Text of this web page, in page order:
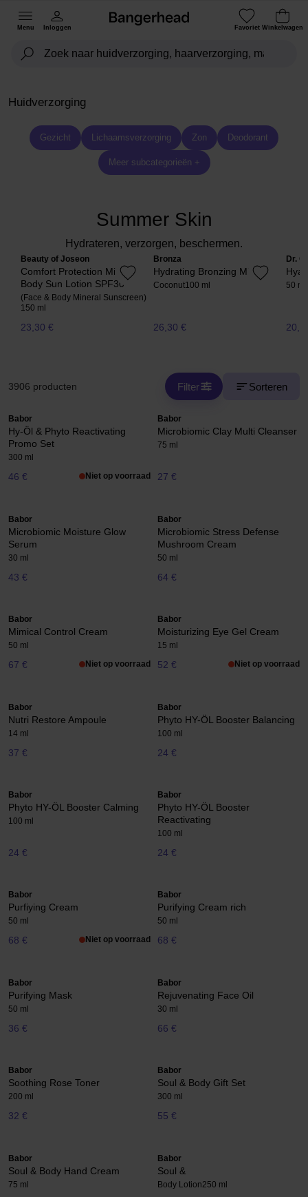
Menu Inloggen Favoriet Winkelwagen
Huidverzorging
Gezicht Lichaamsverzorging Zon Deodorant
Meer subcategorieën +
Summer Skin
Hydrateren, verzorgen, beschermen.
Beauty of Joseon
Comfort Protection Mineral
Body Sun Lotion SPF30
(Face & Body Mineral Sunscreen)
150 ml
23,30 €
Bronza
Hydrating Bronzing Mist
Coconut100 ml
26,30 €
Dr.
50 ml
3906 producten Filter Sorteren
Babor
Hy-Öl & Phyto Reactivating
Promo Set
300 ml
46 € Niet op voorraad
Babor
Microbiomic Clay Multi Cleanser
75 ml
27 €
Babor
Microbiomic Moisture Glow
Serum
30 ml
43 €
Babor
Microbiomic Stress Defense
Mushroom Cream
50 ml
64 €
Babor
Mimical Control Cream
50 ml
67 € Niet op voorraad
Babor
Moisturizing Eye Gel Cream
15 ml
52 € Niet op voorraad
Babor
Nutri Restore Ampoule
14 ml
37 €
Babor
Phyto HY-ÖL Booster Balancing
100 ml
24 €
Babor
Phyto HY-ÖL Booster Calming
100 ml
24 €
Babor
Phyto HY-ÖL Booster
Reactivating
100 ml
24 €
Babor
Purfiying Cream
50 ml
68 € Niet op voorraad
Babor
Purifying Cream rich
50 ml
68 €
Babor
Purifying Mask
50 ml
36 €
Babor
Rejuvenating Face Oil
30 ml
66 €
Babor
Soothing Rose Toner
200 ml
32 €
Babor
Soul & Body Gift Set
300 ml
55 €
Babor
Soul & Body Hand Cream
75 ml
Babor
Soul &
Body Lotion250 ml